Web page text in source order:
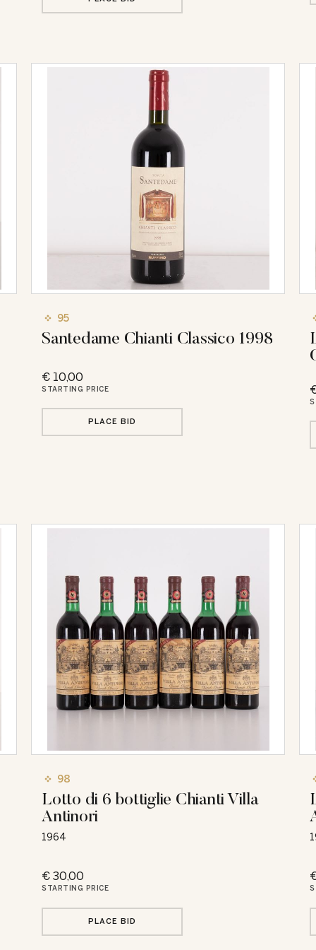
95
Santedame Chianti Classico 1998
€ 10,00
STARTING PRICE
PLACE BID
98
Lotto di 6 bottiglie Chianti Villa
Antinori
1964
€ 30,00
STARTING PRICE
PLACE BID